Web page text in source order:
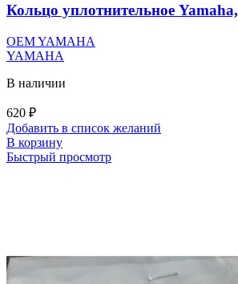
Кольцо уплотнительное
OEM YAMAHA
YAMAHA
В наличии
620 ₽
Добавить в список желаний
В корзину
Быстрый просмотр